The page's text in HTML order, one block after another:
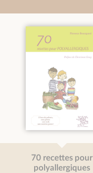
70 recettes pour
polyallergiques